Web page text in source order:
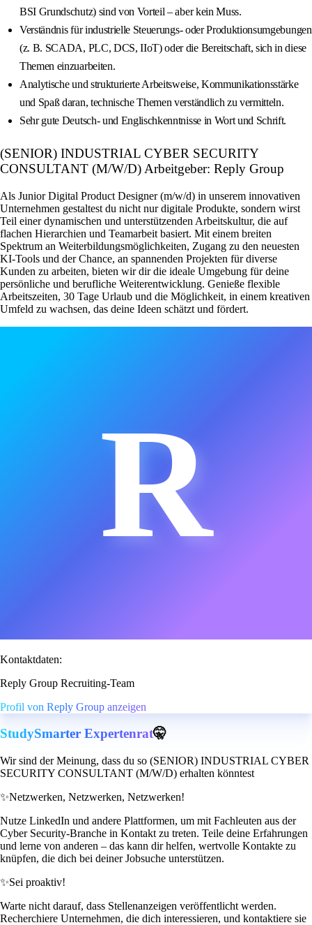
BSI Grundschutz) sind von Vorteil – aber kein Muss.
Verständnis für industrielle Steuerungs- oder Produktionsumgebungen
(z. B. SCADA, PLC, DCS, IIoT) oder die Bereitschaft, sich in diese
Themen einzuarbeiten.
Analytische und strukturierte Arbeitsweise, Kommunikationsstärke
und Spaß daran, technische Themen verständlich zu vermitteln.
Sehr gute Deutsch- und Englischkenntnisse in Wort und Schrift.
(SENIOR) INDUSTRIAL CYBER SECURITY
CONSULTANT (M/W/D) Arbeitgeber: Reply Group
Als Junior Digital Product Designer (m/w/d) in unserem innovativen
Unternehmen gestaltest du nicht nur digitale Produkte, sondern wirst
Teil einer dynamischen und unterstützenden Arbeitskultur, die auf
flachen Hierarchien und Teamarbeit basiert. Mit einem breiten
Spektrum an Weiterbildungsmöglichkeiten, Zugang zu den neuesten
KI-Tools und der Chance, an spannenden Projekten für diverse
Kunden zu arbeiten, bieten wir dir die ideale Umgebung für deine
persönliche und berufliche Weiterentwicklung. Genieße flexible
Arbeitszeiten, 30 Tage Urlaub und die Möglichkeit, in einem kreativen
Umfeld zu wachsen, das deine Ideen schätzt und fördert.
R
Kontaktdaten:
Reply Group Recruiting-Team
Profil von Reply Group anzeigen
StudySmarter Expertenrat🤫
Wir sind der Meinung, dass du so (SENIOR) INDUSTRIAL CYBER
SECURITY CONSULTANT (M/W/D) erhalten könntest
✨Netzwerken, Netzwerken, Netzwerken!
Nutze LinkedIn und andere Plattformen, um mit Fachleuten aus der
Cyber Security-Branche in Kontakt zu treten. Teile deine Erfahrungen
und lerne von anderen – das kann dir helfen, wertvolle Kontakte zu
knüpfen, die dich bei deiner Jobsuche unterstützen.
✨Sei proaktiv!
Warte nicht darauf, dass Stellenanzeigen veröffentlicht werden.
Recherchiere Unternehmen, die dich interessieren, und kontaktiere sie